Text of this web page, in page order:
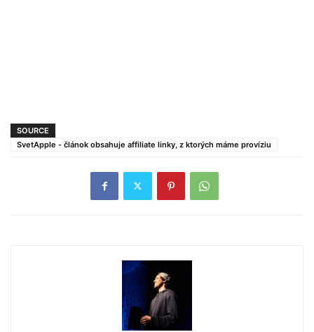
SOURCE
SvetApple - článok obsahuje affiliate linky, z ktorých máme províziu